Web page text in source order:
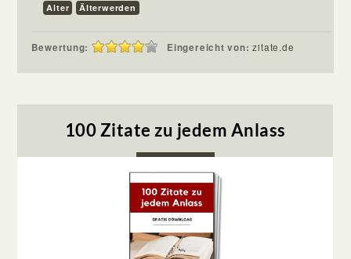
Alter
Älterwerden
Bewertung: Eingereicht von:zitate.de